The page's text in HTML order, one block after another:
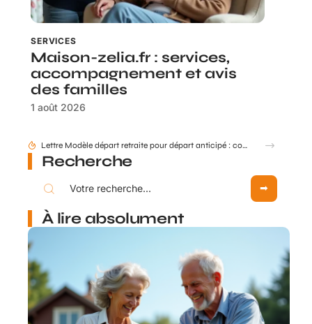
SERVICES
Maison-zelia.fr : services,
accompagnement et avis
des familles
1 août 2026
Comment mettre à jour mes données retraite via mon compte Agirc Arrco par France Connect ?
Recherche
À lire absolument